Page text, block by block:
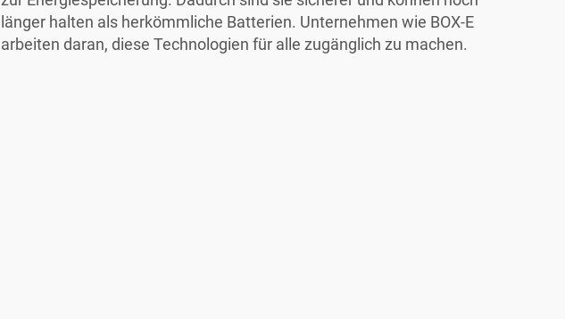
länger halten als herkömmliche Batterien. Unternehmen wie BOX-E
arbeiten daran, diese Technologien für alle zugänglich zu machen.